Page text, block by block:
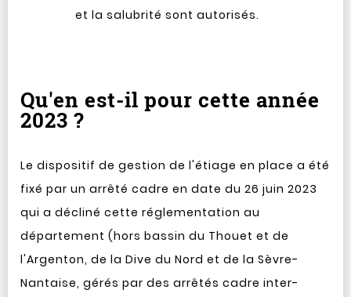
et la salubrité sont autorisés.
Qu'en est-il pour cette année
2023 ?
Le dispositif de gestion de l'étiage en place a été
fixé par un arrêté cadre en date du 26 juin 2023
qui a décliné cette réglementation au
département (hors bassin du Thouet et de
l'Argenton, de la Dive du Nord et de la Sèvre-
Nantaise, gérés par des arrêtés cadre inter-